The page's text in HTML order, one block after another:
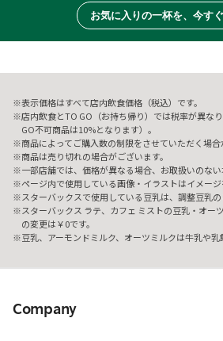
お気に入りの一杯を、今す
表示価格はすべて店内飲食価格（税込）です。
店内飲食とTO GO（お持ち帰り）では税率が異な
GO不可商品は10%となります）。
商品によってご購入数の制限をさせていただく場合
商品は売り切れの場合がございます。
一部店舗では、価格が異なる場合、お取扱いのない
ページ内で使用している画像・イラストはイメージ
スターバックスで使用している豆乳は、調整豆乳の
スターバックス ラテ、カフェ ミストの豆乳・オー
の変更は￥0です。
豆乳、アーモンドミルク、オーツミルクは牛乳や乳
Company